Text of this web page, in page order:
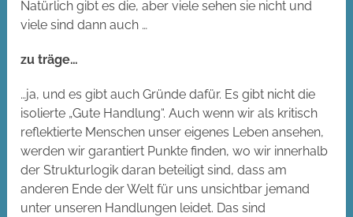
Natürlich gibt es die, aber viele sehen sie nicht und
viele sind dann auch …
zu träge…
…ja, und es gibt auch Gründe dafür. Es gibt nicht die
isolierte „Gute Handlung“. Auch wenn wir als kritisch
reflektierte Menschen unser eigenes Leben ansehen,
werden wir garantiert Punkte finden, wo wir innerhalb
der Strukturlogik daran beteiligt sind, dass am
anderen Ende der Welt für uns unsichtbar jemand
unter unseren Handlungen leidet. Das sind